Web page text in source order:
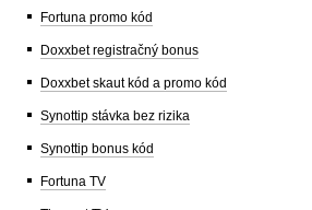
Fortuna promo kód
Doxxbet registračný bonus
Doxxbet skaut kód a promo kód
Synottip stávka bez rizika
Synottip bonus kód
Fortuna TV